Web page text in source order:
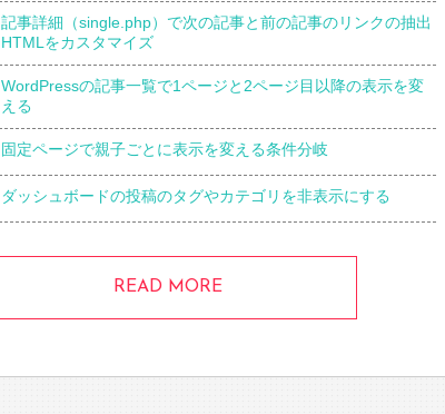
記事詳細（single.php）で次の記事と前の記事のリンクの抽出
HTMLをカスタマイズ
WordPressの記事一覧で1ページと2ページ目以降の表示を変
える
固定ページで親子ごとに表示を変える条件分岐
ダッシュボードの投稿のタグやカテゴリを非表示にする
READ MORE